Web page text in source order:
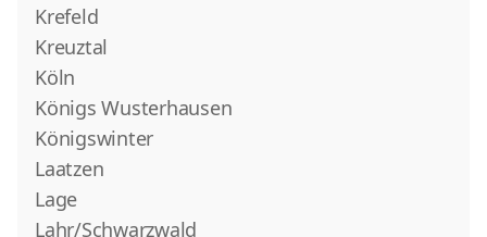
Krefeld
Kreuztal
Köln
Königs Wusterhausen
Königswinter
Laatzen
Lage
Lahr/Schwarzwald